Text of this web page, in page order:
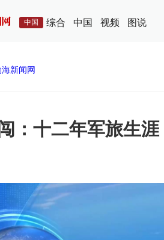
中国 综合 中国 视频 图说
新闻网
：十二年军旅生